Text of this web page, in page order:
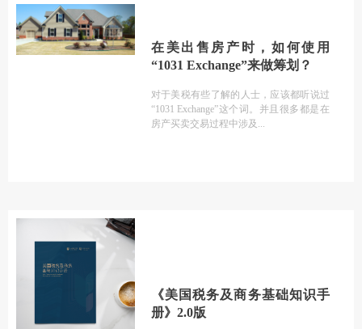
在美出售房产时，如何使用
“1031 Exchange”来做筹划？
对于美税有些了解的人士，应该都听说过
“1031 Exchange”这个词。并且很多都是在
房产买卖交易过程中涉及
《美国税务及商务基础知识手
册》2.0版